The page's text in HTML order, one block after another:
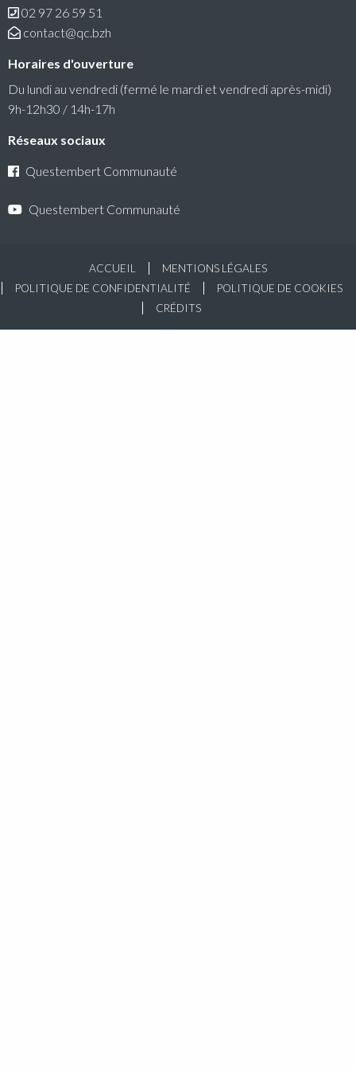
auquel peuvent candidater les associations du territoire.
Conseil communautaire
La prochaine séance du Conseil Communautaire se
02 97 26 59 51
contact@qc.bzh
Horaires d'ouverture
Du lundi au vendredi (fermé le mardi et vendredi après-midi)
9h-12h30 / 14h-17h
Réseaux sociaux
Questembert Communauté
Questembert Communauté
ACCUEIL
MENTIONS LÉGALES
POLITIQUE DE CONFIDENTIALITÉ
POLITIQUE DE COOKIES
CRÉDITS